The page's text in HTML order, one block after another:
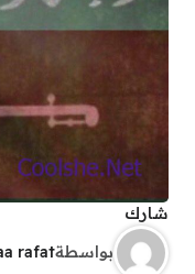
شارك
بواسطةrafat